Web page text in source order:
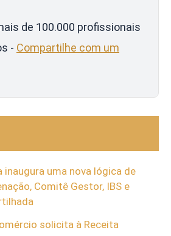
de 100.000 profissionais
- Compartilhe com um
uma nova lógica de
Comitê Gestor, IBS e
solicita à Receita